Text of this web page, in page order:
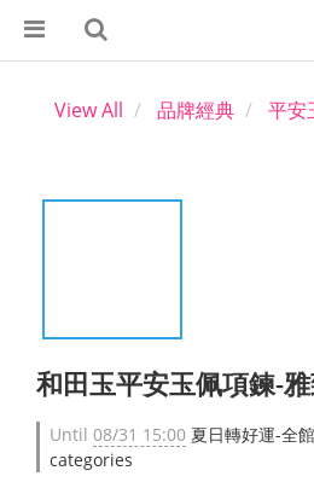
View All 品牌經典 平安
和田玉平安玉佩項鍊-
Until 08/31 15:00 夏日轉好運-全
categories